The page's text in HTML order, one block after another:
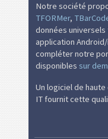
Notre société
TFORMer,
données universels
application
compléter notre
disponibles sur
Un logiciel de
IT fournit cette